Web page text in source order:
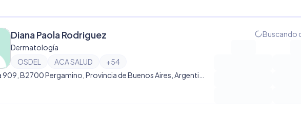
Diana Paola Rodriguez
Dermatología
OSDEL
ACA SALUD +54
progress_activityBuscando